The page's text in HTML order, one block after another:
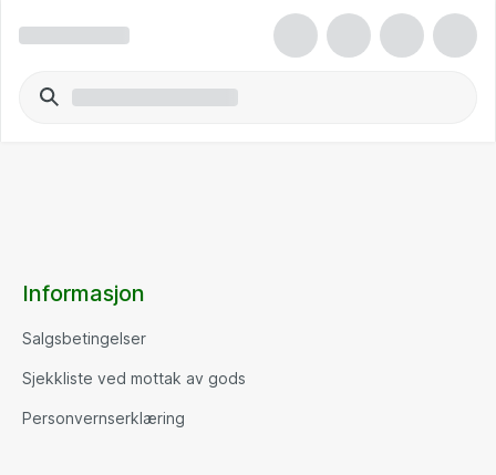
Informasjon
Salgsbetingelser
Sjekkliste ved mottak av gods
Personvernserklæring